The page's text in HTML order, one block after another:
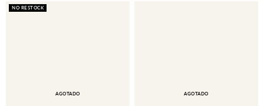
NO RESTOCK
AGOTADO AGOTADO